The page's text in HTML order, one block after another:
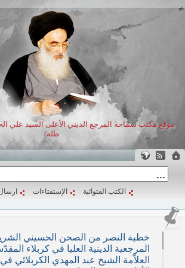
موقع مكتب سماحة المرجع الديني الأعلى السيد علي
ظله)
الكتب الفتوائية الإستفتاءات
خطبة النصر من الصحن الحسيني
المرجعية الدينية العليا في كربلاء